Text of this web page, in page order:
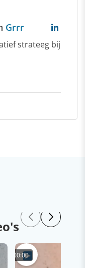
Grrr
strateeg bij
00:00